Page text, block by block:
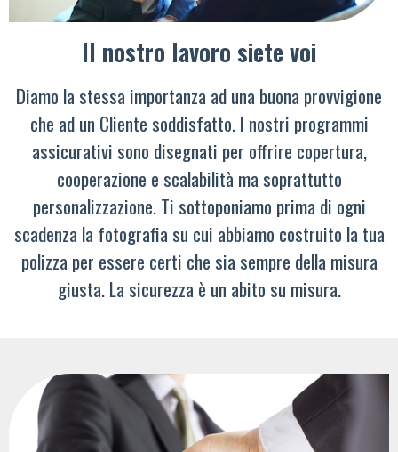
Il nostro lavoro siete voi
Diamo la stessa importanza ad una buona provvigione
che ad un Cliente soddisfatto. I nostri programmi
assicurativi sono disegnati per offrire copertura,
cooperazione e scalabilità ma soprattutto
personalizzazione. Ti sottoponiamo prima di ogni
scadenza la fotografia su cui abbiamo costruito la tua
polizza per essere certi che sia sempre della misura
giusta. La sicurezza è un abito su misura.